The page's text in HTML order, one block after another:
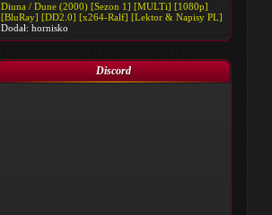
Diuna / Dune (2000) [Sezon 1] [MULTi] [1080p]
[BluRay] [DD2.0] [x264-Ralf] [Lektor & Napisy PL]
Dodał: hornisko
Discord